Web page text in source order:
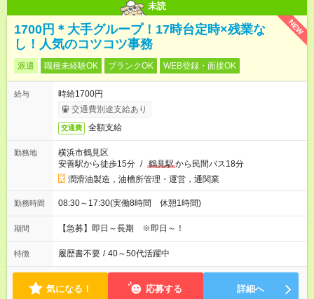
未読
NEW
1700円＊大手グループ！17時台定時×残業な
し！人気のコツコツ事務
派遣 職種未経験OK ブランクOK WEB登録・面接OK
給与
時給1700円
交通費別途支給あり
交通費 全額支給
勤務地
横浜市鶴見区
安善駅から徒歩15分 / 鶴見駅から民間バス18分
潤滑油製造，油槽所管理・運営，通関業
勤務時間 08:30～17:30(実働8時間 休憩1時間)
期間 【急募】即日～長期 ※即日～！
特徴 履歴書不要 / 40～50代活躍中
気になる！ 応募する 詳細へ